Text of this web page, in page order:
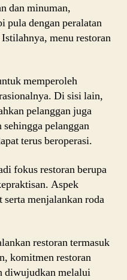
dan minuman,
pula dengan peralatan
menu restoran
memperoleh
Di sisi lain,
pelanggan juga
pelanggan
terus beroperasi.
fokus restoran berupa
Aspek
menjalankan roda
restoran termasuk
komitmen restoran
diwujudkan melalui